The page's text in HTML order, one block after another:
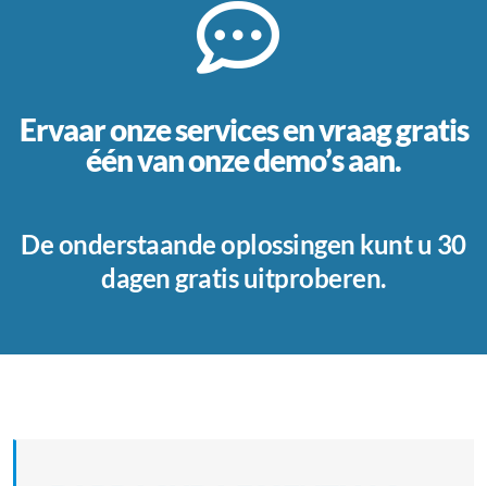
Ervaar onze services en vraag gratis
één van onze demo’s aan.
De onderstaande oplossingen kunt u 30
dagen gratis uitproberen.